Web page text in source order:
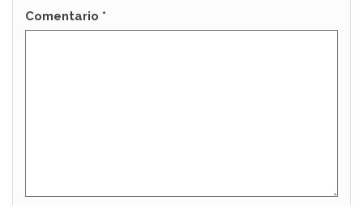
Comentario *